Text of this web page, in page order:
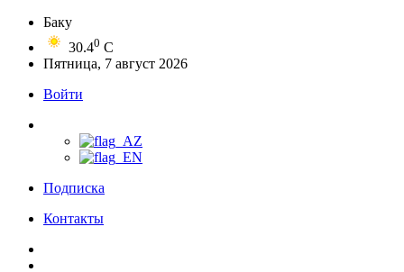
Баку
30.40 C
Пятница, 7 август 2026
Войти
Подписка
Контакты